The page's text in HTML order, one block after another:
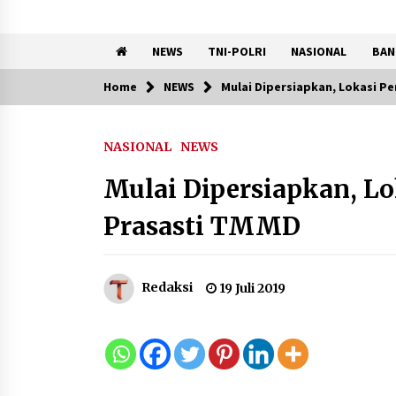
NEWS TNI-POLRI NASIONAL
Trending Now
Kemenkum Malut Perkuat
melalui Pendalaman Materi
Penyusunan Produk Hukum
Daerah
Kemnaker Siapkan Regulasi
Dunia Kerja Modern
7 Agustus 2026
Home NEWS Mulai Dipersiapkan, Lokasi
NASIONAL NEWS
Mulai Dipersiapkan,
Prasasti TMMD
Redaksi 19 Juli 2019